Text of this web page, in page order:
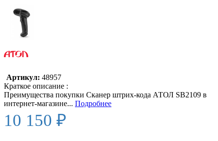
Артикул: 48957
Краткое описание :
Преимущества покупки Сканер штрих-кода АТОЛ SB2109 в
интернет-магазине... Подробнее
10 150 ₽